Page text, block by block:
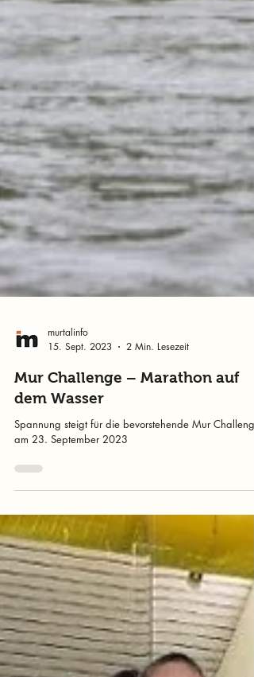
15. Sept. 2023
2 Min. Lesezeit
dem Wasser
am 23. September 2023